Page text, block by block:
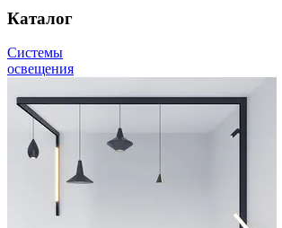
Каталог
Системы
освещения